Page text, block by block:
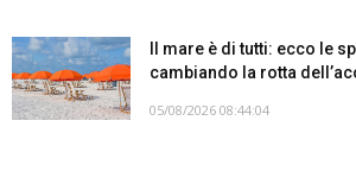
Il mare è di tutti: ecco le
cambiando la rotta
05/08/2026 08:44:04